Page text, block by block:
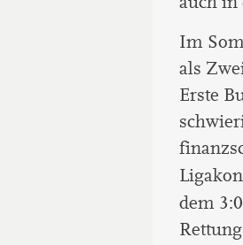
Im
als
Erste
dem